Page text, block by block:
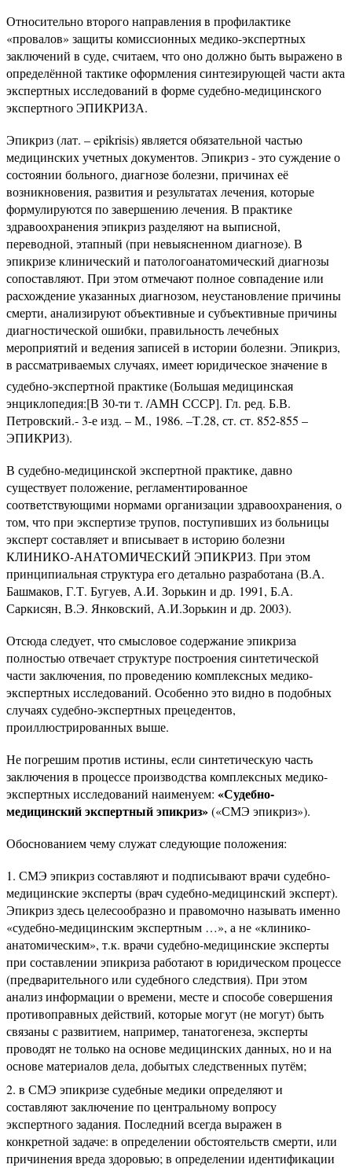
Относительно второго направления в профилактике
«провалов» защиты комиссионных медико-экспертных
заключений в суде, считаем, что оно должно быть выражено в
определённой тактике оформления синтезирующей части акта
экспертных исследований в форме судебно-медицинского
экспертного ЭПИКРИЗА.
Эпикриз (лат. – epikrisis) является обязательной частью
медицинских учетных документов. Эпикриз - это суждение о
состоянии больного, диагнозе болезни, причинах её
возникновения, развития и результатах лечения, которые
формулируются по завершению лечения. В практике
здравоохранения эпикриз разделяют на выписной,
переводной, этапный (при невыясненном диагнозе). В
эпикризе клинический и патологоанатомический диагнозы
сопоставляют. При этом отмечают полное совпадение или
расхождение указанных диагнозом, неустановление причины
смерти, анализируют объективные и субъективные причины
диагностической ошибки, правильность лечебных
мероприятий и ведения записей в истории болезни. Эпикриз,
в рассматриваемых случаях, имеет юридическое значение в
судебно-экспертной практике(Большая медицинская
энциклопедия:[В 30-ти т. /АМН СССР]. Гл. ред. Б.В.
Петровский.- 3-е изд. – М., 1986. –Т.28, ст. ст. 852-855 –
ЭПИКРИЗ).
В судебно-медицинской экспертной практике, давно
существует положение, регламентированное
соответствующими нормами организации здравоохранения, о
том, что при экспертизе трупов, поступивших из больницы
эксперт составляет и вписывает в историю болезни
КЛИНИКО-АНАТОМИЧЕСКИЙ ЭПИКРИЗ. При этом
принципиальная структура его детально разработана (В.А.
Башмаков, Г.Т. Бугуев, А.И. Зорькин и др. 1991, Б.А.
Саркисян, В.Э. Янковский, А.И.Зорькин и др. 2003).
Отсюда следует, что смысловое содержание эпикриза
полностью отвечает структуре построения синтетической
части заключения, по проведению комплексных медико-
экспертных исследований. Особенно это видно в подобных
случаях судебно-экспертных прецедентов,
проиллюстрированных выше.
Не погрешим против истины, если синтетическую часть
заключения в процессе производства комплексных медико-
экспертных исследований наименуем: «Судебно-
медицинский экспертный эпикриз»(«СМЭ эпикриз»).
Обоснованием чему служат следующие положения:
СМЭ эпикриз составляют и подписывают врачи судебно-
медицинские эксперты (врач судебно-медицинский эксперт).
Эпикриз здесь целесообразно и правомочно называть именно
«судебно-медицинским экспертным …», а не «клинико-
анатомическим», т.к. врачи судебно-медицинские эксперты
при составлении эпикриза работают в юридическом процессе
(предварительного или судебного следствия). При этом
анализ информации о времени, месте и способе совершения
противоправных действий, которые могут (не могут) быть
связаны с развитием, например, танатогенеза, эксперты
проводят не только на основе медицинских данных, но и на
основе материалов дела, добытых следственных путём;
в СМЭ эпикризе судебные медики определяют и
составляют заключение по центральному вопросу
экспертного задания. Последний всегда выражен в
конкретной задаче: в определении обстоятельств смерти, или
причинения вреда здоровью; в определении идентификации